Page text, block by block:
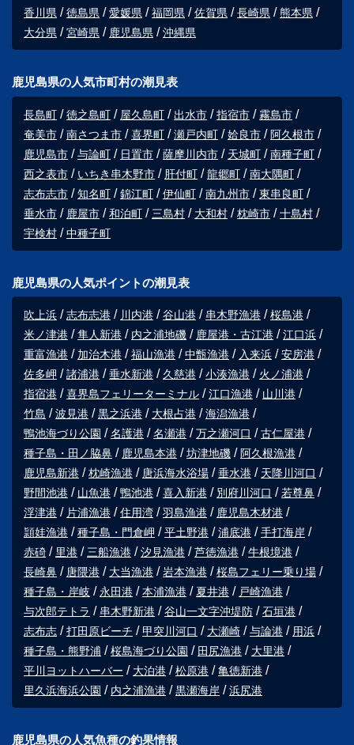
香川県
徳島県 愛媛県 福岡県 佐賀県 長崎県
熊本県
大分県
宮崎県 鹿児島県 沖縄県
鹿児島県の人気市町村の潮見表
長島町 徳之島町 屋久島町 出水市 指宿市
霧島市
奄美市
南さつま市 喜界町 瀬戸内町 姶良市
阿久根市
鹿児島市
与論町 日置市 薩摩川内市 天城町
南種子町
西之表市
いちき串木野市 肝付町 龍郷町
南大隅町
志布志市
知名町 錦江町 伊仙町 南九州市
東串良町
垂水市
鹿屋市 和泊町 三島村 大和村 枕崎市
十島村
宇検村
中種子町
鹿児島県の人気ポイントの潮見表
吹上浜 志布志港 川内港 谷山港 串木野漁港
桜島港
米ノ津港
隼人新港 内之浦地磯 鹿屋港・古江港
江口浜
重富漁港
加治木港 福山漁港 中甑漁港 入来浜
安房港
佐多岬
諸浦港 垂水新港 久慈港 小湊漁港
火ノ浦港
指宿港
喜界島フェリーターミナル 江口漁港
山川港
竹島
波見港 黒之浜港 大根占港
海潟漁港
鴨池海づり公園
名護港 名瀬港 万之瀬河口
古仁屋港
種子島・田ノ脇鼻
鹿児島本港 坊津地磯
阿久根漁港
鹿児島新港
枕崎漁港 唐浜海水浴場 垂水港
天降川河口
野間池港
山魚港 鴨池港 喜入新港 別府川河口
若尊鼻
浮津港
片浦漁港 住用湾 羽島漁港
鹿児島木材港
頴娃漁港
種子島・門倉岬 平土野港 浦底港
手打海岸
赤碕
里港 三船漁港 汐見漁港 芦徳漁港
牛根境港
長崎鼻
唐隈港 大当漁港 岩本漁港
桜島フェリー乗り場
種子島・岸岐
永田港 本浦漁港 夏井港
戸崎漁港
与次郎テトラ
串木野新港 谷山一文字沖堤防
石垣港
志布志
打田原ビーチ 甲突川河口 大瀬崎 与論港
用浜
種子島・熊野浦
桜島海づり公園 田尻漁港
大里港
平川ヨットハーバー
大泊港 松原港
亀徳新港
里久浜海浜公園
内之浦漁港 黒瀬海岸 浜尻港
鹿児島県の人気魚種の釣果情報